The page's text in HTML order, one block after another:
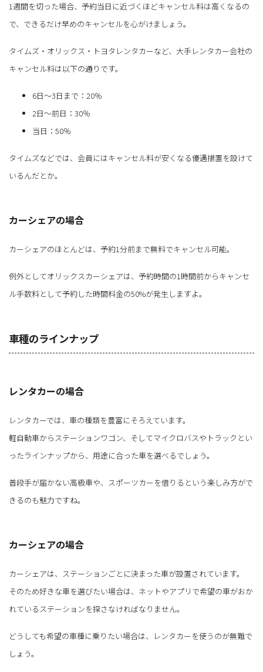
1週間を切った場合、予約当日に近づくほどキャンセル料は高くなるの
で、できるだけ早めのキャンセルを心がけましょう。
タイムズ・オリックス・トヨタレンタカーなど、大手レンタカー会社の
キャンセル料は以下の通りです。
6日～3日まで：20％
2日～前日：30％
当日：50％
タイムズなどでは、会員にはキャンセル料が安くなる優遇措置を設けて
いるんだとか。
カーシェアの場合
カーシェアのほとんどは、予約1分前まで無料でキャンセル可能。
例外としてオリックスカーシェアは、予約時間の1時間前からキャンセ
ル手数料として予約した時間料金の50%が発生しますよ。
車種のラインナップ
レンタカーの場合
レンタカーでは、車の種類を豊富にそろえています。
軽自動車からステーションワゴン、そしてマイクロバスやトラックとい
ったラインナップから、用途に合った車を選べるでしょう。
普段手が届かない高級車や、スポーツカーを借りるという楽しみ方がで
きるのも魅力ですね。
カーシェアの場合
カーシェアは、ステーションごとに決まった車が設置されています。
そのため好きな車を選びたい場合は、ネットやアプリで希望の車がおか
れているステーションを探さなければなりません。
どうしても希望の車種に乗りたい場合は、レンタカーを使うのが無難で
しょう。